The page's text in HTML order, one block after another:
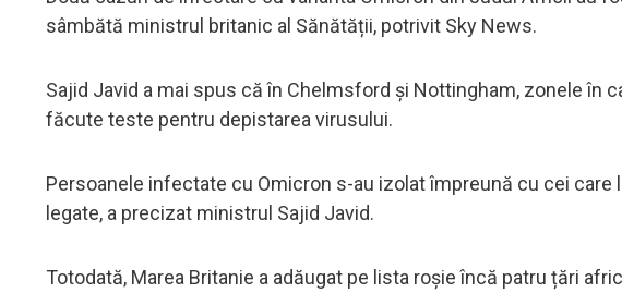
sâmbătă ministrul britanic al Sănătății, potrivit Sky News.
Sajid Javid a mai spus că în Chelmsford și Nottingham, zonele în
făcute teste pentru depistarea virusului.
Persoanele infectate cu Omicron s-au izolat împreună cu cei
legate, a precizat ministrul Sajid Javid.
Totodată, Marea Britanie a adăugat pe lista roșie încă patru țări